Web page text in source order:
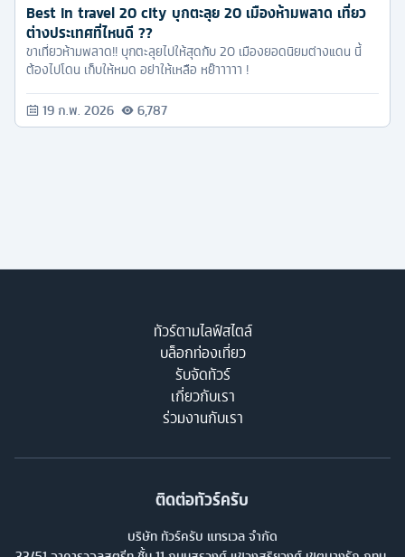
Best in travel 20 city บุกตะลุย 20 เมืองห้ามพลาด เที่ยว
ต่างประเทศที่ไหนดี ??
ขาเที่ยวห้ามพลาด!! บุกตะลุยไปให้สุดกับ 20 เมืองยอดนิยมต่างแดน นี้
ต้องไปโดน เก็บให้หมด อย่าให้เหลือ หย๊าาาาา !
19 ก.พ. 2026 6,787
ทัวร์ตามไลฟ์สไตล์
บล็อกท่องเที่ยว
รับจัดทัวร์
เกี่ยวกับเรา
ร่วมงานกับเรา
ติดต่อทัวร์ครับ
บริษัท ทัวร์ครับ แทรเวล จำกัด